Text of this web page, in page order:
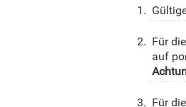
Für
auf
Für